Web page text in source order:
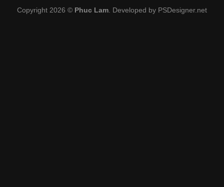
Copyright 2026 © Phuc Lam . Developed by PSDesigner.net